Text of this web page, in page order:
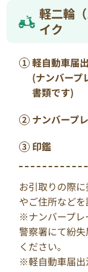
軽二輪
イク
軽自動車届
(ナンバープ
書類です)
ナンバープ
印鑑
お引取りの際
やご住所などを
※ナンバープレ
警察署にて紛
ください。
※軽自動車届出